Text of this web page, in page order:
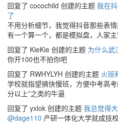
回复了 cocochild 创建的主题 我在
了
不用分析细节，我觉得抖音那些表
有一个算一个，都是模拟盘，人家
回复了 KieKie 创建的主题 为什么武
你开100也不拍你吧
回复了 RWHYLYH 创建的主题 火班
学校就指望搞快慢班，方便中考高
分以上”之类的牛逼
回复了 yxlok 创建的主题 我总觉得
@dage110 产研一体化大学就成技